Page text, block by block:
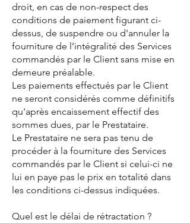
droit, en cas de non-respect des
conditions de paiement figurant ci-
dessus, de suspendre ou d'annuler la
fourniture de l’intégralité des Services
commandés par le Client sans mise en
demeure préalable.
Les paiements effectués par le Client
ne seront considérés comme définitifs
qu'après encaissement effectif des
sommes dues, par le Prestataire.
Le Prestataire ne sera pas tenu de
procéder à la fourniture des Services
commandés par le Client si celui-ci ne
lui en paye pas le prix en totalité dans
les conditions ci-dessus indiquées.
Quel est le délai de rétractation ?